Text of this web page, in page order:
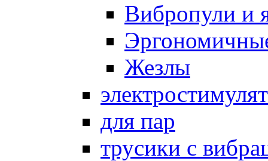
Вибропули и
Жезлы
для пар
трусики с